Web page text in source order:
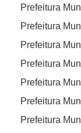
Prefeitura
Prefeitura
Prefeitura
Prefeitura
Prefeitura
Prefeitura
Prefeitura